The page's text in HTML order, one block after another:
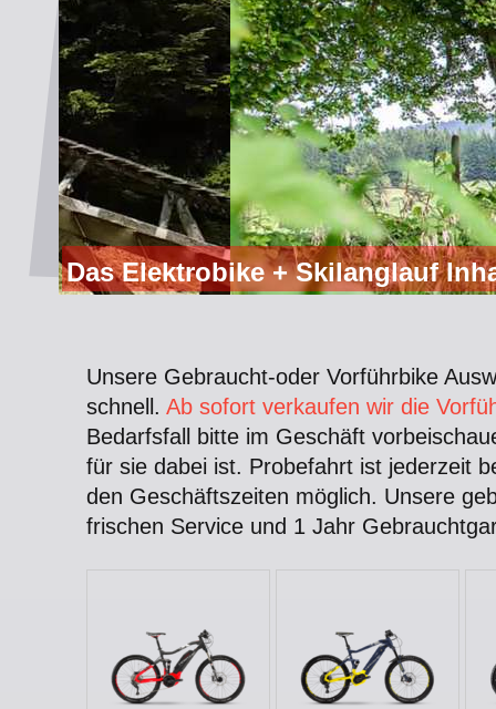
Das Elektrobike + Skilanglauf
Unsere Gebraucht-oder Vorführbike
schnell. Ab sofort verkaufen wir die
Bedarfsfall bitte im Geschäft
für sie dabei ist. Probefahrt ist jederzeit
den Geschäftszeiten möglich. Unsere
frischen Service und 1 Jahr